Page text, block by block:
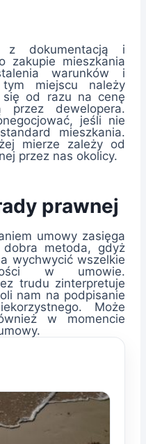
z dokumentacją i
zakupie mieszkania
warunków i
miejscu należy
od razu na cenę
przez dewelopera.
jeśli nie
mieszkania.
mierze zależy od
przez nas okolicy.
prawnej
umowy zasięga
metoda, gdyż
wychwycić wszelkie
w umowie.
trudu zinterpretuje
nam na podpisanie
Może
w momencie